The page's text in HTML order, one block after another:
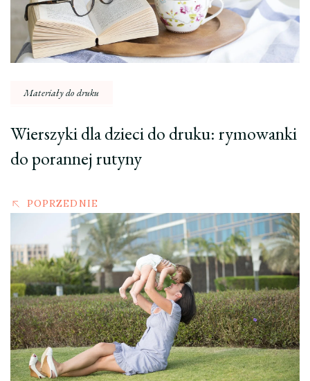
Materiały do druku
Wierszyki dla dzieci do druku: rymowanki
do porannej rutyny
POPRZEDNIE